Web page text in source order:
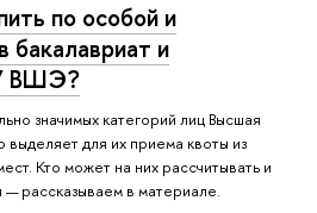
по особой и
бакалавриат и
ВШЭ?
значимых категорий лиц Высшая
для их приема квоты из
Кто может на них рассчитывать и
— рассказываем в материале.